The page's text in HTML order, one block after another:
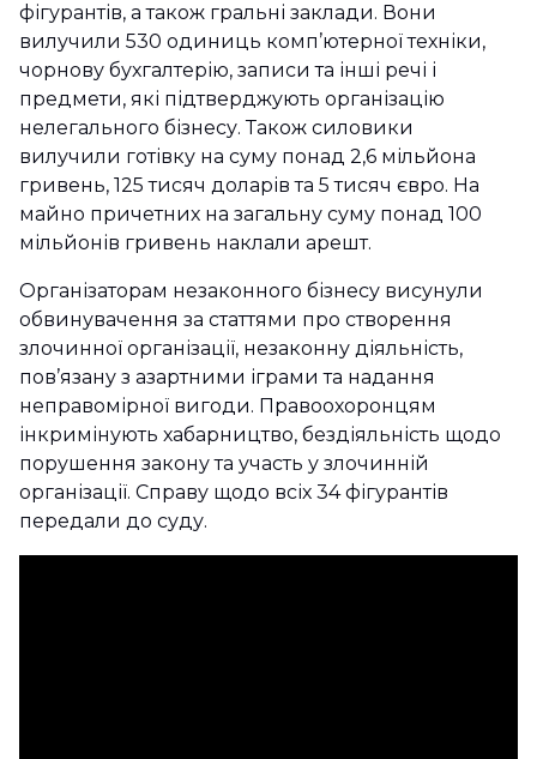
фігурантів, а також гральні заклади. Вони
вилучили 530 одиниць комп’ютерної техніки,
чорнову бухгалтерію, записи та інші речі і
предмети, які підтверджують організацію
нелегального бізнесу. Також силовики
вилучили готівку на суму понад 2,6 мільйона
гривень, 125 тисяч доларів та 5 тисяч євро. На
майно причетних на загальну суму понад 100
мільйонів гривень наклали арешт.
Організаторам незаконного бізнесу висунули
обвинувачення за статтями про створення
злочинної організації, незаконну діяльність,
пов’язану з азартними іграми та надання
неправомірної вигоди. Правоохоронцям
інкримінують хабарництво, бездіяльність щодо
порушення закону та участь у злочинній
організації. Справу щодо всіх 34 фігурантів
передали до суду.